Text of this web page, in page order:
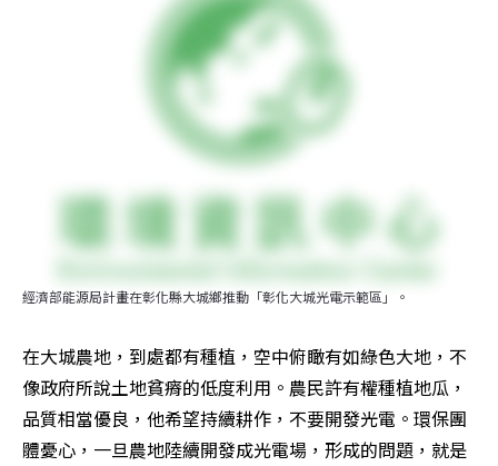
經濟部能源局計畫在彰化縣大城鄉推動「彰化大城光電示範區」。
在大城農地，到處都有種植，空中俯瞰有如綠色大地，不
像政府所說土地貧瘠的低度利用。農民許有權種植地瓜，
品質相當優良，他希望持續耕作，不要開發光電。環保團
體憂心，一旦農地陸續開發成光電場，形成的問題，就是